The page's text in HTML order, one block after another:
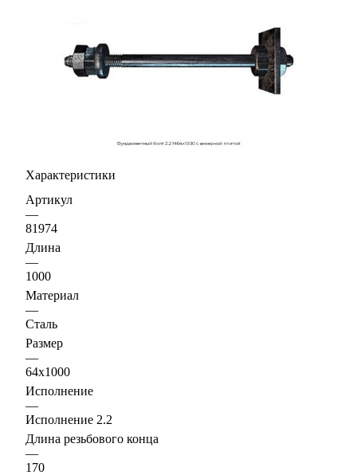
Характеристики
Артикул
—
81974
Длина
—
1000
Материал
—
Сталь
Размер
—
64х1000
Исполнение
—
Исполнение 2.2
Длина резьбового конца
—
170